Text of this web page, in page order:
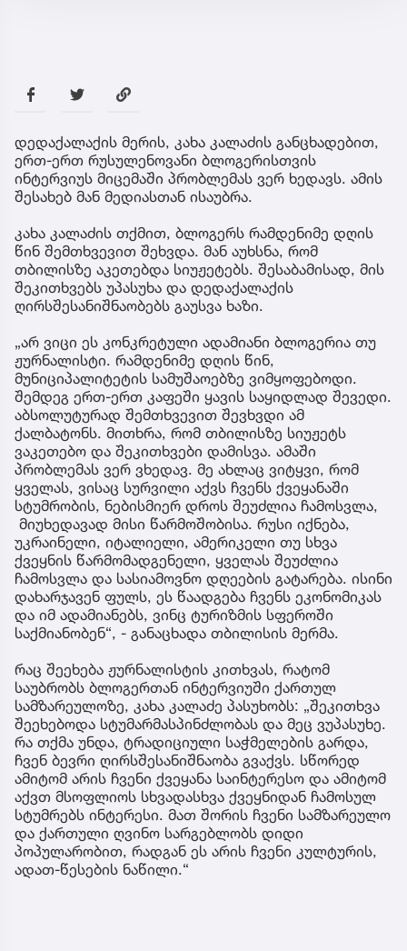
დედაქალაქის მერის, კახა კალაძის განცხადებით,
ერთ-ერთ რუსულენოვანი ბლოგერისთვის
ინტერვიუს მიცემაში პრობლემას ვერ ხედავს. ამის
შესახებ მან მედიასთან ისაუბრა.
კახა კალაძის თქმით, ბლოგერს რამდენიმე დღის
წინ შემთხვევით შეხვდა. მან აუხსნა, რომ
თბილისზე აკეთებდა სიუჟეტებს. შესაბამისად, მის
შეკითხვებს უპასუხა და დედაქალაქის
ღირსშესანიშნაობებს გაუსვა ხაზი.
„არ ვიცი ეს კონკრეტული ადამიანი ბლოგერია თუ
ჟურნალისტი. რამდენიმე დღის წინ,
მუნიციპალიტეტის სამუშაოებზე ვიმყოფებოდი.
შემდეგ ერთ-ერთ კაფეში ყავის საყიდლად შევედი.
აბსოლუტურად შემთხვევით შევხვდი ამ
ქალბატონს. მითხრა, რომ თბილისზე სიუჟეტს
ვაკეთებო და შეკითხვები დამისვა. ამაში
პრობლემას ვერ ვხედავ. მე ახლაც ვიტყვი, რომ
ყველას, ვისაც სურვილი აქვს ჩვენს ქვეყანაში
სტუმრობის, ნებისმიერ დროს შეუძლია ჩამოსვლა,
მიუხედავად მისი წარმოშობისა. რუსი იქნება,
უკრაინელი, იტალიელი, ამერიკელი თუ სხვა
ქვეყნის წარმომადგენელი, ყველას შეუძლია
ჩამოსვლა და სასიამოვნო დღეების გატარება. ისინი
დახარჯავენ ფულს, ეს წაადგება ჩვენს ეკონომიკას
და იმ ადამიანებს, ვინც ტურიზმის სფეროში
საქმიანობენ“, - განაცხადა თბილისის მერმა.
რაც შეეხება ჟურნალისტის კითხვას, რატომ
საუბრობს ბლოგერთან ინტერვიუში ქართულ
სამზარეულოზე, კახა კალაძე პასუხობს: „შეკითხვა
შეეხებოდა სტუმარმასპინძლობას და მეც ვუპასუხე.
რა თქმა უნდა, ტრადიციული საჭმელების გარდა,
ჩვენ ბევრი ღირსშესანიშნაობა გვაქვს. სწორედ
ამიტომ არის ჩვენი ქვეყანა საინტერესო და ამიტომ
აქვთ მსოფლიოს სხვადასხვა ქვეყნიდან ჩამოსულ
სტუმრებს ინტერესი. მათ შორის ჩვენი სამზარეულო
და ქართული ღვინო სარგებლობს დიდი
პოპულარობით, რადგან ეს არის ჩვენი კულტურის,
ადათ-წესების ნაწილი.“